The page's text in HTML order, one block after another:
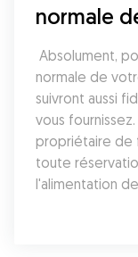
normale
normale de
suivront aussi
vous
propriétaire de
toute
l'alimentation